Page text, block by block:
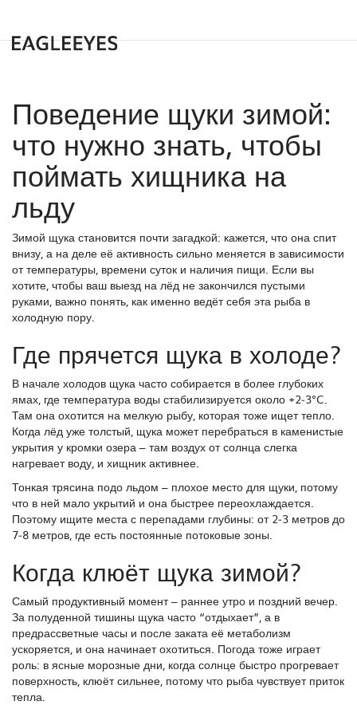
Поведение щуки зимой:
что нужно знать, чтобы
поймать хищника на
льду
Зимой щука становится почти загадкой: кажется, что она спит
внизу, а на деле её активность сильно меняется в зависимости
от температуры, времени суток и наличия пищи. Если вы
хотите, чтобы ваш выезд на лёд не закончился пустыми
руками, важно понять, как именно ведёт себя эта рыба в
холодную пору.
Где прячется щука в холоде?
В начале холодов щука часто собирается в более глубоких
ямах, где температура воды стабилизируется около +2‑3°C.
Там она охотится на мелкую рыбу, которая тоже ищет тепло.
Когда лёд уже толстый, щука может перебраться в каменистые
укрытия у кромки озера – там воздух от солнца слегка
нагревает воду, и хищник активнее.
Тонкая трясина подо льдом – плохое место для щуки, потому
что в ней мало укрытий и она быстрее переохлаждается.
Поэтому ищите места с перепадами глубины: от 2‑3 метров до
7‑8 метров, где есть постоянные потоковые зоны.
Когда клюёт щука зимой?
Самый продуктивный момент – раннее утро и поздний вечер.
За полуденной тишины щука часто “отдыхает”, а в
предрассветные часы и после заката её метаболизм
ускоряется, и она начинает охотиться. Погода тоже играет
роль: в ясные морозные дни, когда солнце быстро прогревает
поверхность, клюёт сильнее, потому что рыба чувствует приток
тепла.